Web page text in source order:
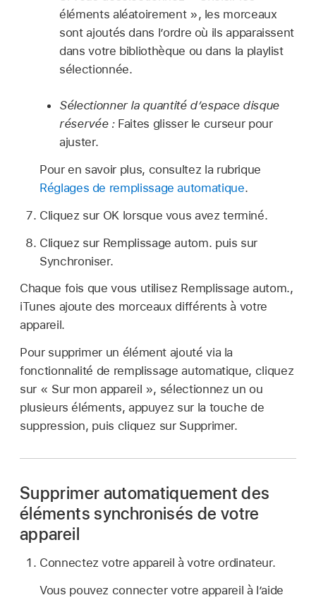
éléments aléatoirement », les morceaux
sont ajoutés dans l’ordre où ils apparaissent
dans votre bibliothèque ou dans la playlist
sélectionnée.
Sélectionner la quantité d’espace disque
réservée : Faites glisser le curseur pour
ajuster.
Pour en savoir plus, consultez la rubrique
Réglages de remplissage automatique.
Cliquez sur OK lorsque vous avez terminé.
Cliquez sur Remplissage autom. puis sur
Synchroniser.
Chaque fois que vous utilisez Remplissage autom.,
iTunes ajoute des morceaux différents à votre
appareil.
Pour supprimer un élément ajouté via la
fonctionnalité de remplissage automatique, cliquez
sur « Sur mon appareil », sélectionnez un ou
plusieurs éléments, appuyez sur la touche de
suppression, puis cliquez sur Supprimer.
Supprimer automatiquement des
éléments synchronisés de votre
appareil
Connectez votre appareil à votre ordinateur.
Vous pouvez connecter votre appareil à l’aide